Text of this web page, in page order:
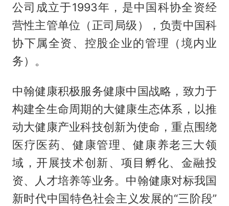
公司成立于1993年，是中国科协全资经
营性主管单位（正司局级），负责中国科
协下属全资、控股企业的管理（境内业
务）。
中翰健康积极服务健康中国战略，致力于
构建全生命周期的大健康生态体系，以推
动大健康产业科技创新为使命，重点围绕
医疗医药、健康管理、健康养老三大领
域，开展技术创新、项目孵化、金融投
资、人才培养等业务。中翰健康对标我国
新时代中国特色社会主义发展的“三阶段”